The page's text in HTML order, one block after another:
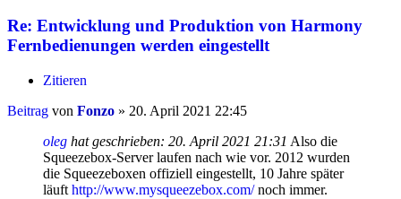
Re: Entwicklung und Produktion von Harmony
Fernbedienungen werden eingestellt
Zitieren
Beitrag von Fonzo » 20. April 2021 22:45
oleg hat geschrieben: 20. April 2021 21:31 Also die
Squeezebox-Server laufen nach wie vor. 2012 wurden
die Squeezeboxen offiziell eingestellt, 10 Jahre später
läuft http://www.mysqueezebox.com/noch immer.